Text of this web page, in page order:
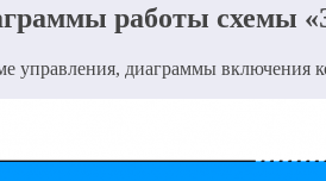
работы схемы
управления, диаграммы включения